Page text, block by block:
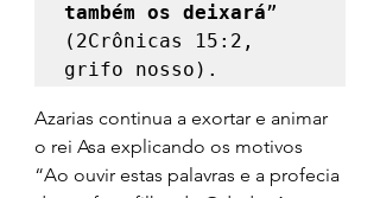
também os deixará”
(2Crônicas 15:2,
grifo nosso).
Azarias continua a exortar e animar
o rei Asa explicando os motivos
“Ao ouvir estas palavras e a profecia